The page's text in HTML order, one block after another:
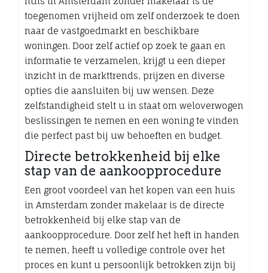
toegenomen vrijheid om zelf onderzoek te doen
naar de vastgoedmarkt en beschikbare
woningen. Door zelf actief op zoek te gaan en
informatie te verzamelen, krijgt u een dieper
inzicht in de markttrends, prijzen en diverse
opties die aansluiten bij uw wensen. Deze
zelfstandigheid stelt u in staat om weloverwogen
beslissingen te nemen en een woning te vinden
die perfect past bij uw behoeften en budget.
Directe betrokkenheid bij elke
stap van de aankoopprocedure
Een groot voordeel van het kopen van een huis
in Amsterdam zonder makelaar is de directe
betrokkenheid bij elke stap van de
aankoopprocedure. Door zelf het heft in handen
te nemen, heeft u volledige controle over het
proces en kunt u persoonlijk betrokken zijn bij